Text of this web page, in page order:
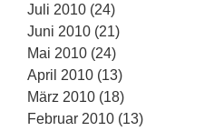
Juli 2010 (24)
Juni 2010 (21)
Mai 2010 (24)
April 2010 (13)
März 2010 (18)
Februar 2010 (13)